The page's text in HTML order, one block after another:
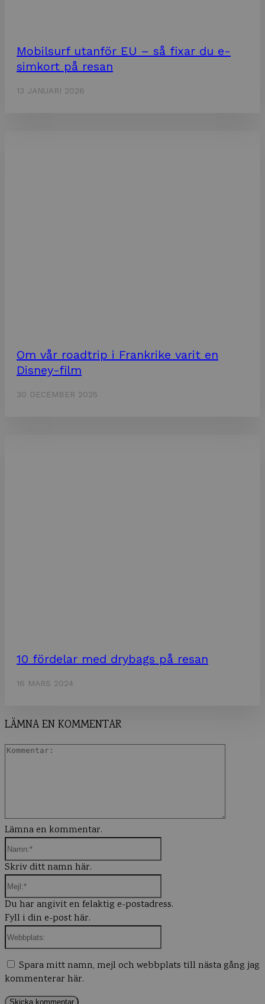
Mobilsurf utanför EU – så fixar du e-
simkort på resan
13 JANUARI 2026
Om vår roadtrip i Frankrike varit en
Disney-film
30 DECEMBER 2025
10 fördelar med drybags på resan
16 MARS 2024
LÄMNA EN KOMMENTAR
Lämna en kommentar.
Skriv ditt namn här.
Du har angivit en felaktig e-postadress.
Fyll i din e-post här.
Spara mitt namn, mejl och webbplats till nästa gång jag
kommenterar här.